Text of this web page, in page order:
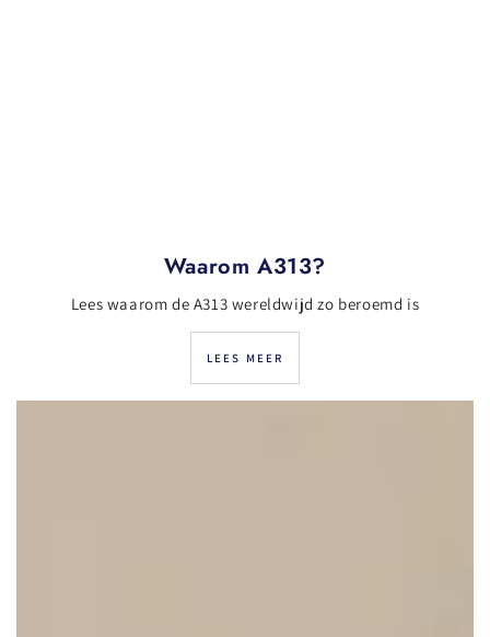
Waarom A313?
Lees waarom de A313 wereldwijd zo beroemd is
LEES MEER